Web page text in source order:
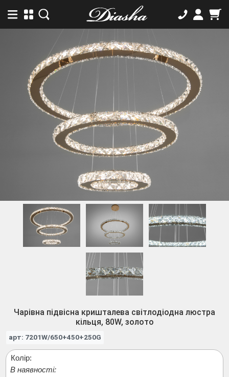
Чарівна підвісна кришталева світлодіодна люстра
кільця, 80W, золото
арт: 7201W/650+450+250G
Колір:
В наявності: